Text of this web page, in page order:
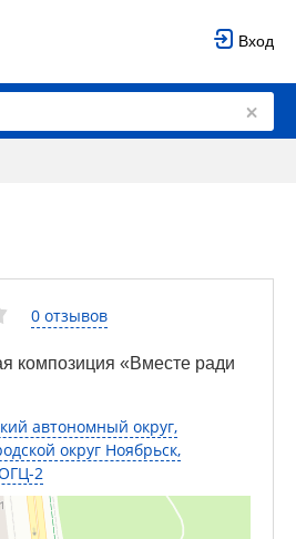
Вход
0 отзывов
композиция «Вместе ради
автономный округ,
округ Ноябрьск,
2